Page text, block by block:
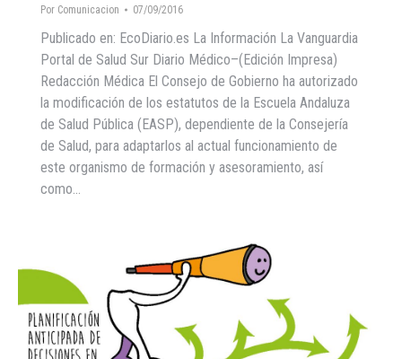
Por Comunicacion 07/09/2016
Publicado en: EcoDiario.es La Información La Vanguardia
Portal de Salud Sur Diario Médico–(Edición Impresa)
Redacción Médica El Consejo de Gobierno ha autorizado
la modificación de los estatutos de la Escuela Andaluza
de Salud Pública (EASP), dependiente de la Consejería
de Salud, para adaptarlos al actual funcionamiento de
este organismo de formación y asesoramiento, así
como…